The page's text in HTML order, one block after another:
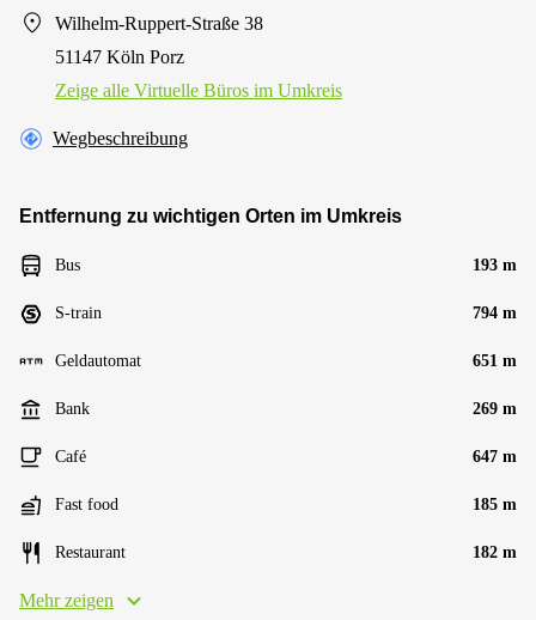
Wilhelm-Ruppert-Straße 38
51147 Köln Porz
Zeige alle Virtuelle Büros im Umkreis
Wegbeschreibung
Entfernung zu wichtigen Orten im Umkreis
Bus 193 m
S-train 794 m
Geldautomat 651 m
Bank 269 m
Café 647 m
Fast food 185 m
Restaurant 182 m
Mehr zeigen